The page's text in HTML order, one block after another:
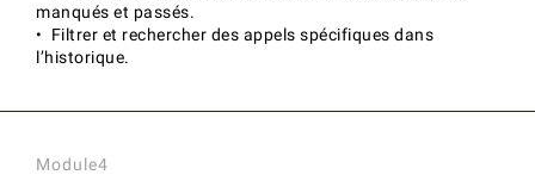
manqués et passés.
• Filtrer et rechercher des appels spécifiques dans
l’historique.
Module4